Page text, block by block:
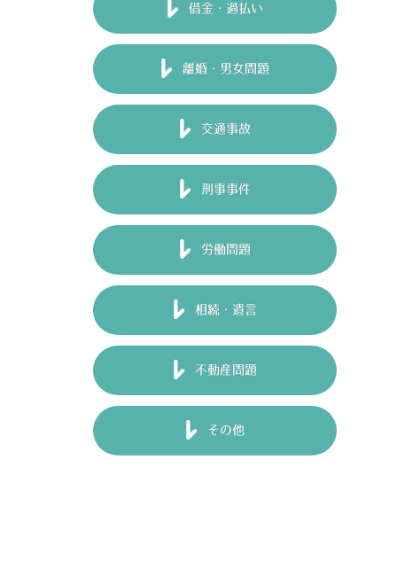
借金・過払い
離婚・男女問題
交通事故
刑事事件
労働問題
相続・遺言
不動産問題
その他